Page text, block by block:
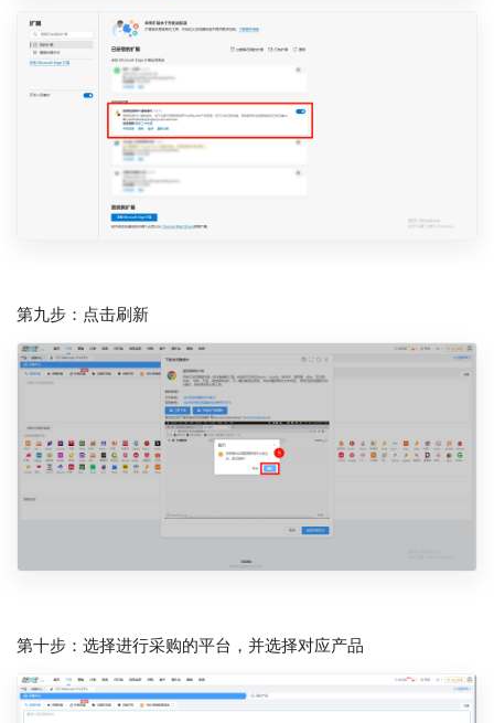
第九步：点击刷新
第十步：选择进行采购的平台，并选择对应产品